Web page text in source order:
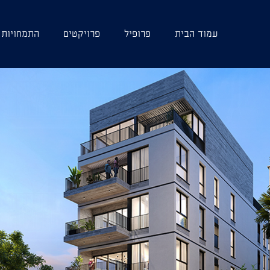
עמוד הבית פרופיל פרויקטים התמחויות